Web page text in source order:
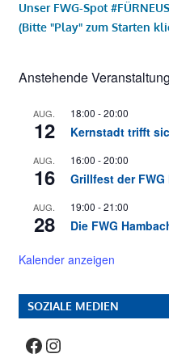
Unser FWG-Spot
(Bitte "Play" zum Starten
Anstehende
AUG.
12
18:00 -20:00
Kernstadt trifft
AUG.
16
16:00 -20:00
Grillfest der
AUG.
28
19:00 -21:00
Die FWG
Kalender anzeigen
SOZIALE MEDIEN
Facebook
Instagram